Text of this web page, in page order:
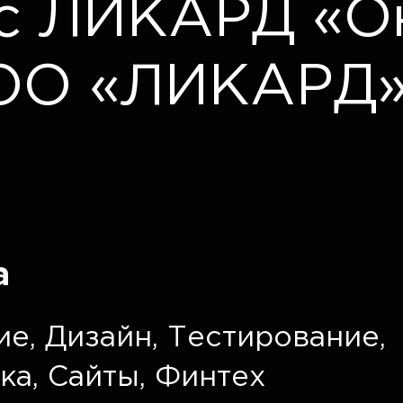
ЛИКАРД
, Дизайн, Тестирование,
, Сайты, Финтех